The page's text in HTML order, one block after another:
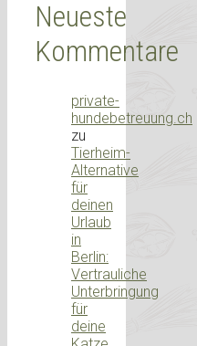
Neueste
Kommentare
private-
hundebetreuung.ch
zu
Tierheim-
Alternative
für
deinen
Urlaub
in
Berlin:
Vertrauliche
Unterbringung
für
deine